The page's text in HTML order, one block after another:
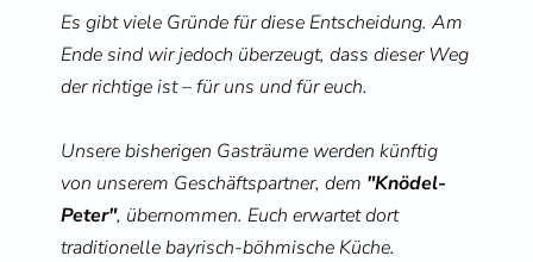
Es gibt viele Gründe für diese Entscheidung. Am
Ende sind wir jedoch überzeugt, dass dieser Weg
der richtige ist – für uns und für euch.
Unsere bisherigen Gasträume werden künftig
von unserem Geschäftspartner, dem "Knödel-
Peter", übernommen. Euch erwartet dort
traditionelle bayrisch-böhmische Küche.